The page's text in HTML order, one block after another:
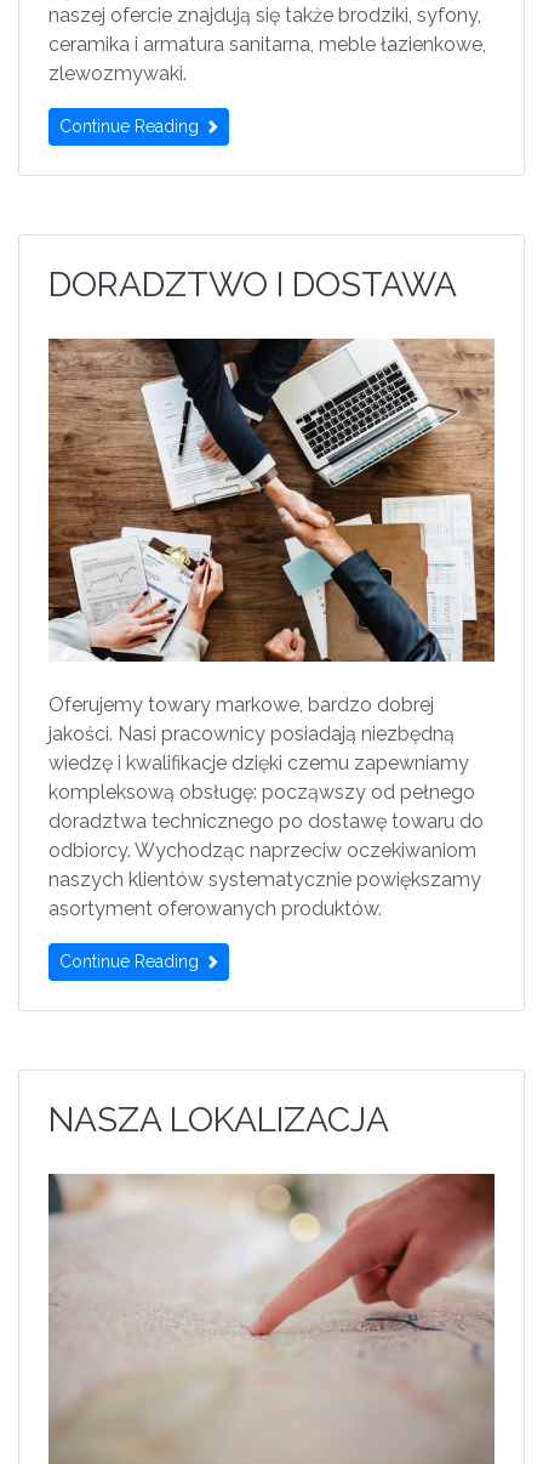
naszej ofercie znajdują się także brodziki, syfony,
ceramika i armatura sanitarna, meble łazienkowe,
zlewozmywaki.
Continue Reading
DORADZTWO I DOSTAWA
Oferujemy towary markowe, bardzo dobrej
jakości. Nasi pracownicy posiadają niezbędną
wiedzę i kwalifikacje dzięki czemu zapewniamy
kompleksową obsługę: począwszy od pełnego
doradztwa technicznego po dostawę towaru do
odbiorcy. Wychodząc naprzeciw oczekiwaniom
naszych klientów systematycznie powiększamy
asortyment oferowanych produktów.
Continue Reading
NASZA LOKALIZACJA